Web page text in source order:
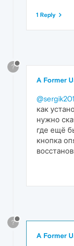
1 Reply
?
A Former
как
нужно
где ещё
кнопка
?
A Former